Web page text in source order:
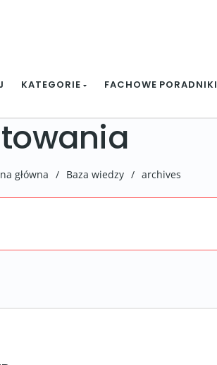
KATEGORIE FACHOWE PORADNIKI
główna / Baza wiedzy / archives